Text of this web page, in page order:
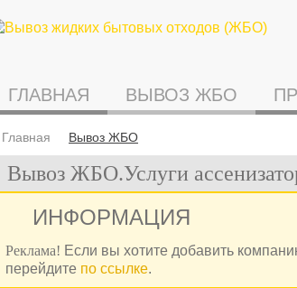
ГЛАВНАЯ ВЫВОЗ ЖБО
Главная Вывоз ЖБО
Вывоз ЖБО.Услуги
ИНФОРМАЦИЯ
Реклама! Если вы хотите добавить
перейдите по ссылке.